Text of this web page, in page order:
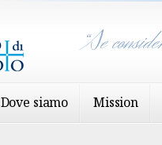
Dove siamo Mission
“Se